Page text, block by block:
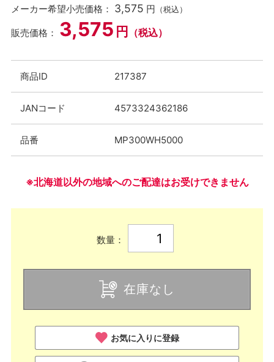
メーカー希望小売価格： 3,575 円 （税込）
販売価格： 3,575 円 （税込）
商品ID 217387
JANコード 4573324362186
品番 MP300WH5000
※北海道以外の地域へのご配達はお受けできません
数量：
在庫なし
お気に入りに登録